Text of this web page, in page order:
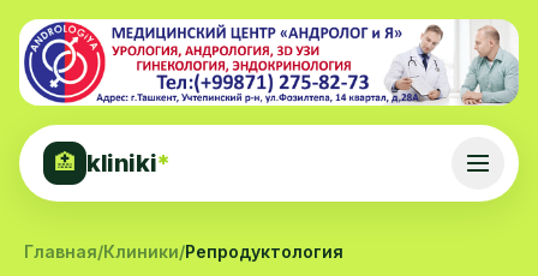
🏥 kliniki*
Главная/Клиники/Репродуктология